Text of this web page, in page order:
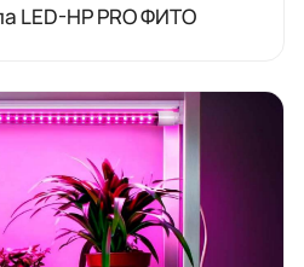
LED-HP PRO ФИТО